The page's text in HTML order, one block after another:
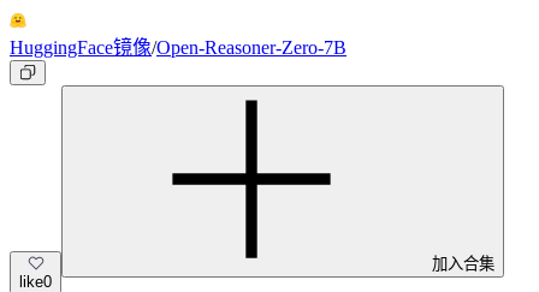
HuggingFace镜像/Open-Reasoner-Zero-7B
like0
加入合集